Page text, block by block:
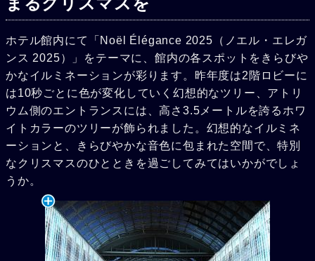
ホテル館内にて「Noël Élégance 2025（ノエル・エレガ
ンス 2025）」をテーマに、館内の各スポットをきらびや
かなイルミネーションが彩ります。昨年度は2階ロビーに
は10秒ごとに色が変化していく幻想的なツリー、アトリ
ウム側のエントランスには、高さ3.5メートルを誇るホワ
イトカラーのツリーが飾られました。幻想的なイルミネ
ーションと、きらびやかな音色に包まれた空間で、特別
なクリスマスのひとときを過ごしてみてはいかがでしょ
うか。